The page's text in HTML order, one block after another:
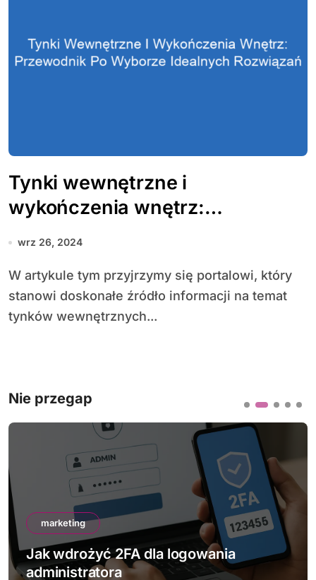
Tynki wewnętrzne i
wykończenia wnętrz:
Przewodnik po wyborze
wrz 26, 2024
W artykule tym przyjrzymy się portalowi, który
stanowi doskonałe źródło informacji na temat
tynków wewnętrznych...
Nie przegap
marketing
Jak wdrożyć 2FA dla logowania
administratora